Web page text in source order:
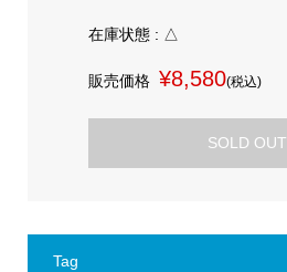
在庫状態 : △
販売価格 ¥8,580(税込)
SOLD OUT
Tag